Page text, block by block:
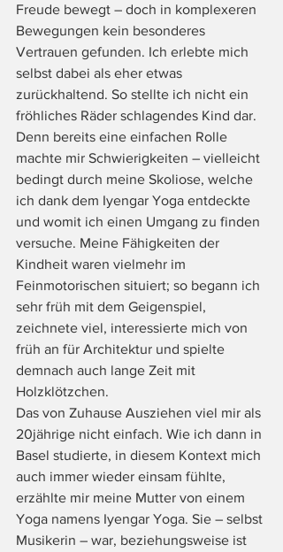
Freude bewegt – doch in komplexeren
Bewegungen kein besonderes
Vertrauen gefunden. Ich erlebte mich
selbst dabei als eher etwas
zurückhaltend. So stellte ich nicht ein
fröhliches Räder schlagendes Kind dar.
Denn bereits eine einfachen Rolle
machte mir Schwierigkeiten – vielleicht
bedingt durch meine Skoliose, welche
ich dank dem Iyengar Yoga entdeckte
und womit ich einen Umgang zu finden
versuche. Meine Fähigkeiten der
Kindheit waren vielmehr im
Feinmotorischen situiert; so begann ich
sehr früh mit dem Geigenspiel,
zeichnete viel, interessierte mich von
früh an für Architektur und spielte
demnach auch lange Zeit mit
Holzklötzchen.
Das von Zuhause Ausziehen viel mir als
20jährige nicht einfach. Wie ich dann in
Basel studierte, in diesem Kontext mich
auch immer wieder einsam fühlte,
erzählte mir meine Mutter von einem
Yoga namens Iyengar Yoga. Sie – selbst
Musikerin – war, beziehungsweise ist